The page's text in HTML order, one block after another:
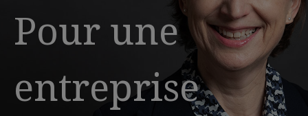
Pour une
entreprise